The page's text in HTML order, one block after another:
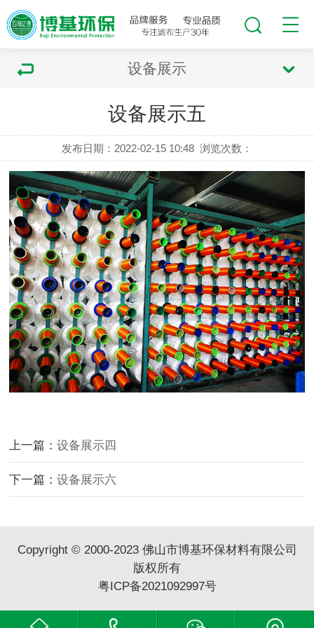
设备展示
设备展示五
发布日期：2022-02-15 10:48 浏览次数：
上一篇：设备展示四
下一篇：设备展示六
Copyright © 2000-2023 佛山市博基环保材料有限公司
版权所有
粤ICP备2021092997号